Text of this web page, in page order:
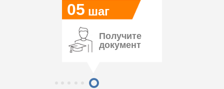
05 шаг
Получите
документ